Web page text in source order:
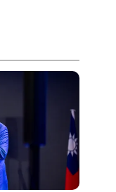
文取暖，不
卻反過來大